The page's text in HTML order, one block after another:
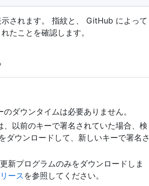
されます。 指紋と、 GitHub によって
たことを確認します。
ダウンタイムは必要ありません。
以前のキーで署名されていた場合、検
ダウンロードして、新しいキーで署名さ
プログラムのみをダウンロードしま
ース を参照してください。